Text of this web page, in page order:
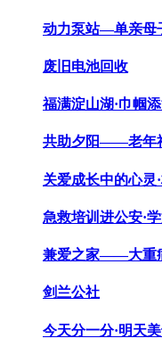
动力泵站—单亲母
废旧电池回收
福满淀山湖·巾帼
共助夕阳——老年
关爱成长中的心灵
急救培训进公安·
兼爱之家——大重
剑兰公社
今天分一分·明天